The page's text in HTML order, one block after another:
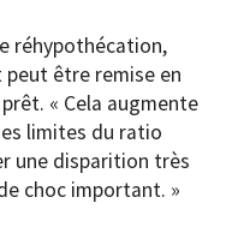
réhypothécation,
peut être remise en
« Cela augmente
limites du ratio
une disparition très
choc important. »